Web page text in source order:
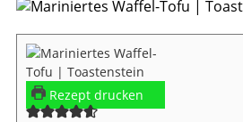
Rezept drucken